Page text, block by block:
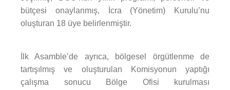
bütçesi onaylanmış, İcra (Yönetim) Kurulu’nu
oluşturan 18 üye belirlenmiştir.
İlk Asamble’de ayrıca, bölgesel örgütlenme de
tartışılmış ve oluşturulan Komisyonun yaptığı
çalışma sonucu Bölge Ofisi kurulması